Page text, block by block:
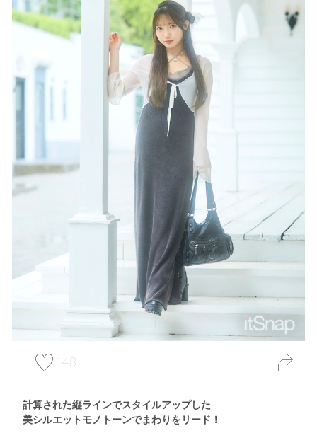
148
計算された縦ラインでスタイルアップした
美シルエットモノトーンでまわりをリード！